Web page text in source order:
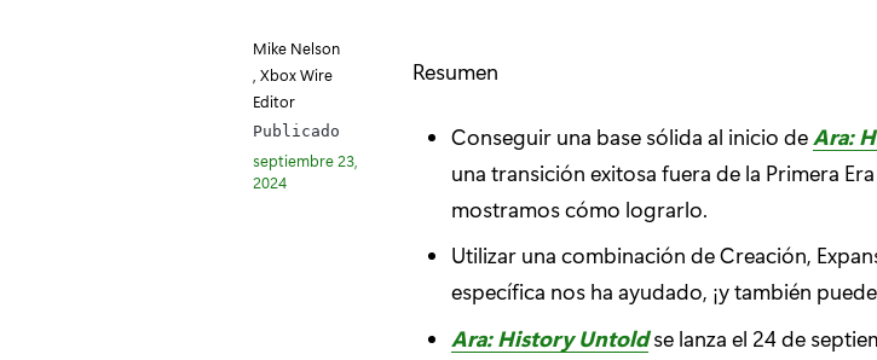
Mike Nelson
, Xbox Wire
Editor
Publicado
septiembre 23,
2024
Resumen
Conseguir una base sólida al inicio de Ara:
una transición exitosa fuera de la Primera
mostramos cómo lograrlo.
Utilizar una combinación de Creación,
específica nos ha ayudado, ¡y también
Ara: History Untold se lanza el 24 de